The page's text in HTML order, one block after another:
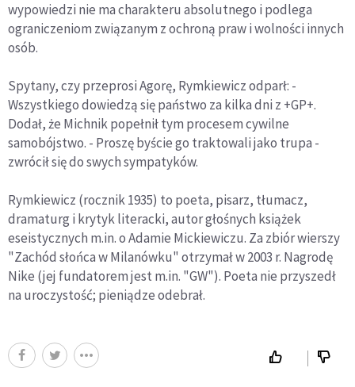
wypowiedzi nie ma charakteru absolutnego i podlega
ograniczeniom związanym z ochroną praw i wolności innych
osób.
Spytany, czy przeprosi Agorę, Rymkiewicz odparł: -
Wszystkiego dowiedzą się państwo za kilka dni z +GP+.
Dodał, że Michnik popełnił tym procesem cywilne
samobójstwo. - Proszę byście go traktowali jako trupa -
zwrócił się do swych sympatyków.
Rymkiewicz (rocznik 1935) to poeta, pisarz, tłumacz,
dramaturg i krytyk literacki, autor głośnych książek
eseistycznych m.in. o Adamie Mickiewiczu. Za zbiór wierszy
"Zachód słońca w Milanówku" otrzymał w 2003 r. Nagrodę
Nike (jej fundatorem jest m.in. "GW"). Poeta nie przyszedł
na uroczystość; pieniądze odebrał.